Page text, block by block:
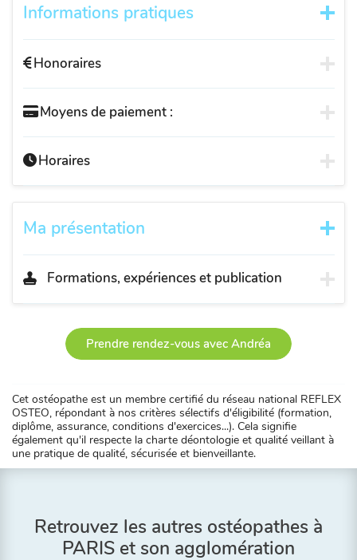
Informations pratiques
Honoraires
Moyens de paiement :
Horaires
Ma présentation
Formations, expériences et publication
Prendre rendez-vous avec Andréa
Cet ostéopathe est un membre certifié du réseau national REFLEX
OSTEO, répondant à nos critères sélectifs d'éligibilité (formation,
diplôme, assurance, conditions d'exercices...). Cela signifie
également qu'il respecte la charte déontologie et qualité veillant à
une pratique de qualité, sécurisée et bienveillante.
Retrouvez les autres ostéopathes à
PARIS et son agglomération